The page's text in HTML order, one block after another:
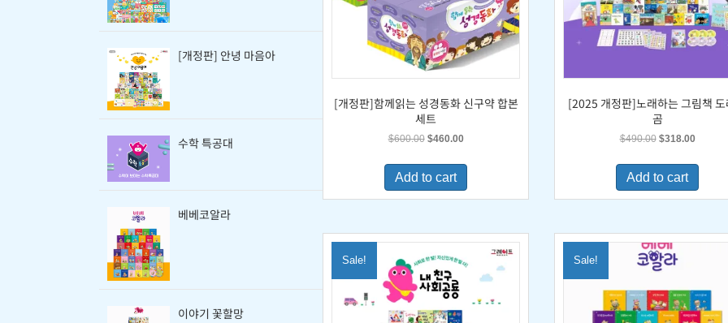
[개정판] 안녕 마음아
수학 특공대
베베코알라
이야기 꽃할망
[개정판]함께읽는 성경동화 신구약 합본
세트
$600.00 Original
was:
$600.00.
$460.00Current
is:
Add to cart
[2025 개정판]노래하는 그림책 도
곰
$490.00 Original
was:
$490.00.
$318.00Current
is:
Add to cart
Sale! Sale!